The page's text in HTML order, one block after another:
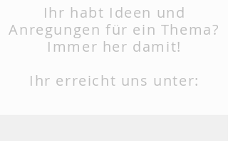
Ihr habt Ideen und
Anregungen für ein Thema?
Immer her damit!
Ihr erreicht uns unter: